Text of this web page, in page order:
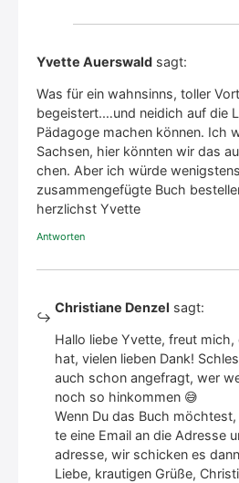
Yvette Auerswald sagt:
Was für ein wahn­sinns, tol­ler
begeistert.…und nei­dich auf die
Päd­ago­ge machen kön­nen. Ich
Sach­sen, hier könn­ten wir das
chen. Aber ich wür­de
zusam­men­ge­füg­te Buch
herz­lichst Yvette
Antworten
Christiane Denzel sagt:
Hal­lo lie­be Yvette, freut mich,
hat, vie­len lie­ben Dank!
auch schon ange­fragt, wer
noch so hin­kom­men 😅
Wenn Du das Buch
te eine Email an die Adres­se
adres­se, wir schi­cken es
Lie­be, krau­ti­gen Grü­ße,